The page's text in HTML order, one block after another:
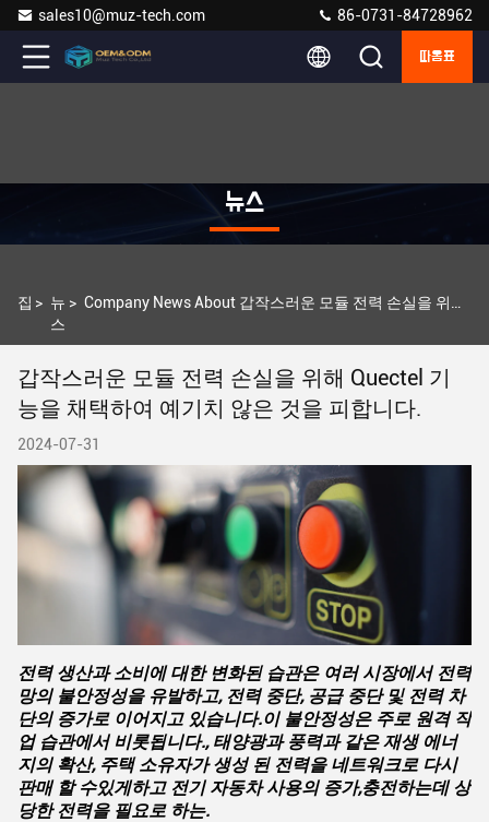
sales10@muz-tech.com 86-0731-84728962
따옴표
뉴스
집 > 뉴
스
>
갑작스러운 모듈 전력 손실을 위해 Quectel 기
능을 채택하여 예기치 않은 것을 피합니다.
2024-07-31
전력 생산과 소비에 대한 변화된 습관은 여러 시장에서 전력
망의 불안정성을 유발하고, 전력 중단, 공급 중단 및 전력 차
단의 증가로 이어지고 있습니다.이 불안정성은 주로 원격 작
업 습관에서 비롯됩니다., 태양광과 풍력과 같은 재생 에너
지의 확산, 주택 소유자가 생성 된 전력을 네트워크로 다시
판매 할 수있게하고 전기 자동차 사용의 증가,충전하는데 상
당한 전력을 필요로 하는.